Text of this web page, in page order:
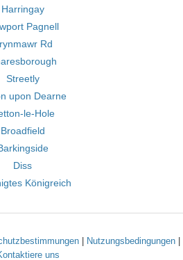
Harringay
Pagnell
Rd
Streetly
upon Dearne
le-Hole
Broadfield
Diss
Königreich
Nutzungsbedingungen
uns